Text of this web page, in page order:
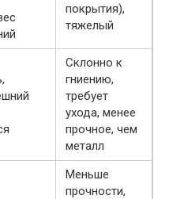
покрытия),
тяжелый
Склонно к
гниению,
требует
ухода, менее
прочное, чем
металл
Меньше
прочности,